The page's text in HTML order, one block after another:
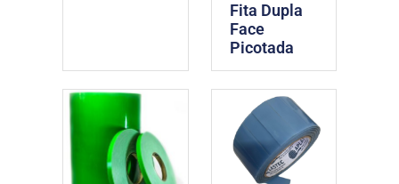
Fita Dupla
Face
Picotada